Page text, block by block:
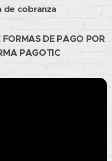
de cobranza
DE PAGO POR
PAGOTIC